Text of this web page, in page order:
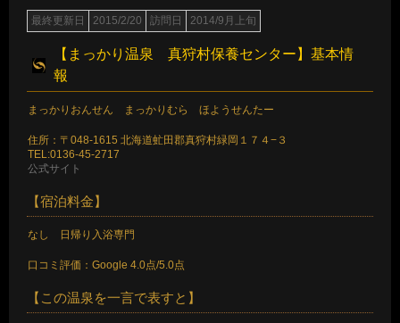
最終更新日 2015/2/20 訪問日 2014/9月上旬
【まっかり温泉 真狩村保養センター】基本情
報
まっかりおんせん まっかりむら ほようせんたー
住所：〒048-1615 北海道虻田郡真狩村緑岡１７４−３
TEL:0136-45-2717
公式サイト
【宿泊料金】
なし 日帰り入浴専門
口コミ評価：Google 4.0点/5.0点
【この温泉を一言で表すと】